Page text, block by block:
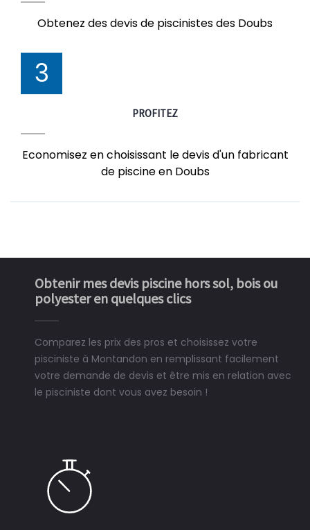
Obtenez des devis de piscinistes des Doubs
3
PROFITEZ
Economisez en choisissant le devis d'un fabricant
de piscine en Doubs
Obtenir mes devis piscine hors sol, bois ou
polyester en quelques clics
Comparez les prix des pros et choisissez votre
pisciniste à Montandon en remplissant facilement
votre demande de devis et être mis en relation avec
le pisciniste dont vous avez besoin !